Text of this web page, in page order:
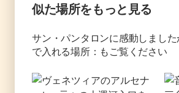
似た場所をもっと見る
サン・パンタロンに感動しまし
で入れる場所：もご覧ください